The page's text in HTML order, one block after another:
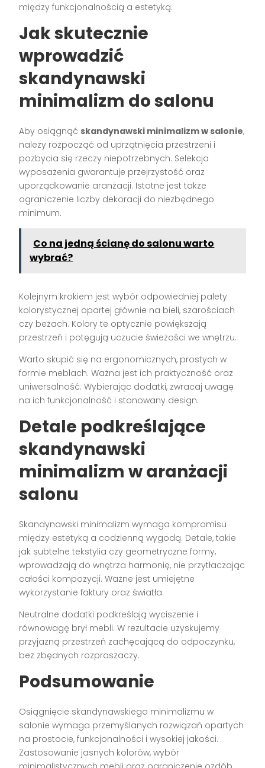
między funkcjonalnością a estetyką.
Jak skutecznie
wprowadzić
skandynawski
minimalizm do salonu
Aby osiągnąć skandynawski minimalizm w salonie,
należy rozpocząć od uprzątnięcia przestrzeni i
pozbycia się rzeczy niepotrzebnych. Selekcja
wyposażenia gwarantuje przejrzystość oraz
uporządkowanie aranżacji. Istotne jest także
ograniczenie liczby dekoracji do niezbędnego
minimum.
Co na jedną ścianę do salonu warto
wybrać?
Kolejnym krokiem jest wybór odpowiedniej palety
kolorystycznej opartej głównie na bieli, szarościach
czy beżach. Kolory te optycznie powiększają
przestrzeń i potęgują uczucie świeżości we wnętrzu.
Warto skupić się na ergonomicznych, prostych w
formie meblach. Ważna jest ich praktyczność oraz
uniwersalność. Wybierając dodatki, zwracaj uwagę
na ich funkcjonalność i stonowany design.
Detale podkreślające
skandynawski
minimalizm w aranżacji
salonu
Skandynawski minimalizm wymaga kompromisu
między estetyką a codzienną wygodą. Detale, takie
jak subtelne tekstylia czy geometryczne formy,
wprowadzają do wnętrza harmonię, nie przytłaczając
całości kompozycji. Ważne jest umiejętne
wykorzystanie faktury oraz światła.
Neutralne dodatki podkreślają wyciszenie i
równowagę brył mebli. W rezultacie uzyskujemy
przyjazną przestrzeń zachęcającą do odpoczynku,
bez zbędnych rozpraszaczy.
Podsumowanie
Osiągnięcie skandynawskiego minimalizmu w
salonie wymaga przemyślanych rozwiązań opartych
na prostocie, funkcjonalności i wysokiej jakości.
Zastosowanie jasnych kolorów, wybór